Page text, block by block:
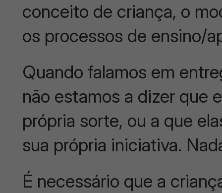
conceito de criança, o
os processos de ensino/
Quando falamos em
não estamos a dizer que
própria sorte, ou a que
sua própria iniciativa.
É necessário que a